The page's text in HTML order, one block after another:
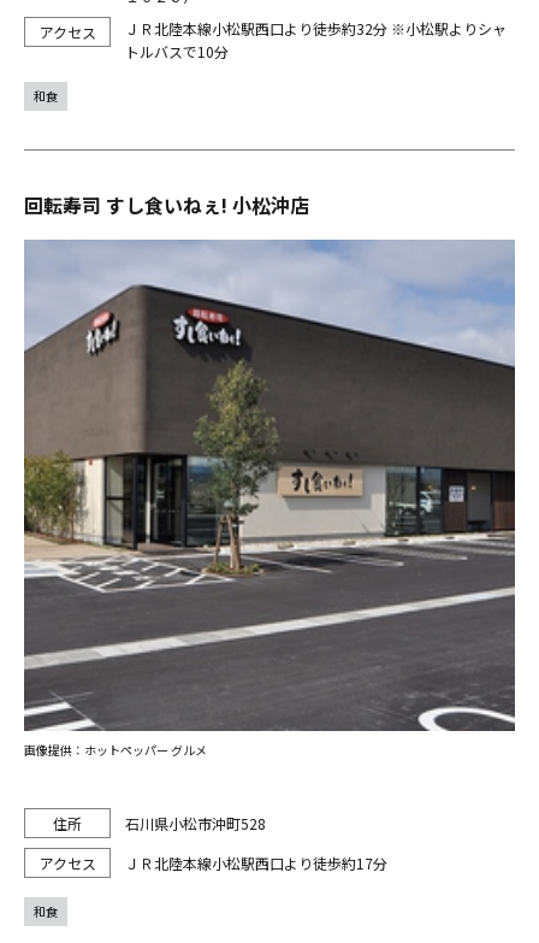
ＪＲ北陸本線小松駅西口より徒歩約32分 ※小松駅よりシャ
トルバスで10分
和食
回転寿司 すし食いねぇ! 小松沖店
石川県小松市沖町528
ＪＲ北陸本線小松駅西口より徒歩約17分
画像提供：ホットペッパー グルメ
和食